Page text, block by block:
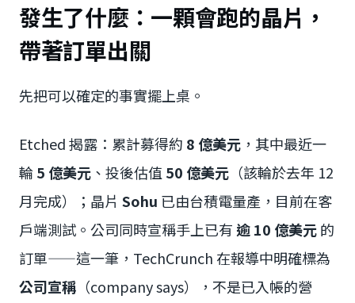
發生了什麼：一顆會跑的晶片，
帶著訂單出關
先把可以確定的事實擺上桌。
Etched 揭露：累計募得約 8 億美元 ，其中最近一
輪 5 億美元 、投後估值50 億美元 （該輪於去年 12
月完成）；晶片 Sohu 已由台積電量產，目前在客
戶端測試。公司同時宣稱手上已有逾 10 億美元的
訂單——這一筆，TechCrunch 在報導中明確標為
公司宣稱 （company says），不是已入帳的營